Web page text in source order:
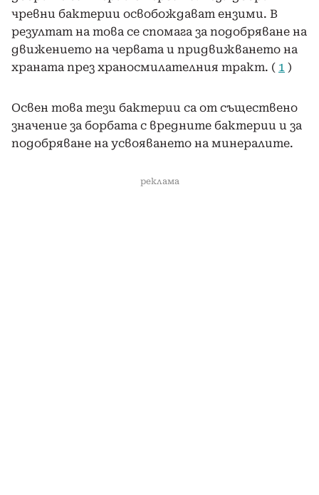
чревни бактерии освобождават ензими. В
резултат на това се спомага за подобряване на
движението на червата и придвижването на
храната през храносмилателния тракт. ( 1 )
Освен това тези бактерии са от съществено
значение за борбата с вредните бактерии и за
подобряване на усвояването на минералите.
реклама